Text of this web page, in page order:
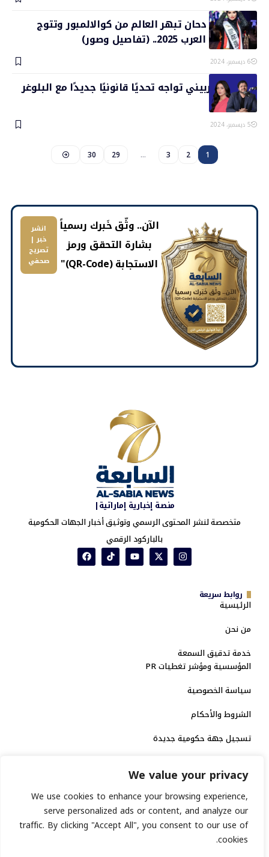
We value your privacy
We use cookies to enhance your browsing experience,
serve personalized ads or content, and analyze our
traffic. By clicking "Accept All", you consent to our use of
cookies.
اليمنية آية دحان تبهر العالم من كوالالمبور وتتوج
ملكة جمال العرب 2025.. (تفاصيل وصور)
6 ديسمبر، 2024
رضوى الشربيني تواجه تحديًا قانونيًا جديدًا مع البلوغر
عبدالله
5 ديسمبر، 2024
1
2
3
…
29
30
​الآن.. وثّق خَبرك رسمياً
بشارة التحقق ورمز
الاستجابة (QR-Code)"
انشر
خبر |
تصريح
صحفي
منصة إخبارية إماراتية|
متخصصة لنشر المحتوى الرسمي وتوثيق أخبار الجهات الحكومية
بالباركود الرقمي
روابط سريعة
الرئيسية
من نحن
خدمة تدقيق السمعة
المؤسسية ومؤشر تغطيات PR
سياسة الخصوصية
الشروط والأحكام
تسجيل جهة حكومية جديدة
الاعتماد الرسمي
منصة إخبارية مرخصة
انشر خبرك